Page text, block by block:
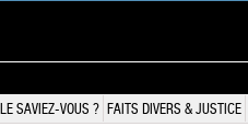
LE SAVIEZ-VOUS ? FAITS DIVERS & JUSTICE